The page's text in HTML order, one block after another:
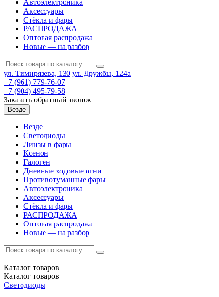
Автоэлектроника
Аксессуары
Стёкла и фары
РАСПРОДАЖА
Оптовая распродажа
Новые — на разбор
ул. Тимирязева, 130 ул. Дружбы, 124а
+7 (961) 779-76-07
+7 (904) 495-79-58
Заказать обратный звонок
Везде
Везде
Светодиоды
Линзы в фары
Ксенон
Галоген
Дневные ходовые огни
Противотуманные фары
Автоэлектроника
Аксессуары
Стёкла и фары
РАСПРОДАЖА
Оптовая распродажа
Новые — на разбор
Каталог товаров
Каталог товаров
Светодиоды